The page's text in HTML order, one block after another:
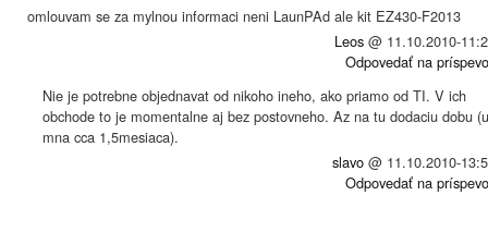
omlouvam se za mylnou informaci neni LaunPAd ale kit EZ430-F2013
Leos @ 11.10.2010-
Odpovedať na
Nie je potrebne objednavat od nikoho ineho, ako priamo od TI. V ich
obchode to je momentalne aj bez postovneho. Az na tu dodaciu dobu (u
mna cca 1,5mesiaca).
slavo @ 11.10.2010-
Odpovedať na